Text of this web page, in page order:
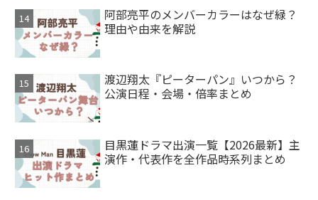
阿部亮平のメンバーカラーはなぜ緑？
理由や由来を解説
渡辺翔太『ピーターパン』いつから？
公演日程・会場・倍率まとめ
目黒蓮ドラマ出演一覧【2026最新】主
演作・代表作を全作品時系列まとめ